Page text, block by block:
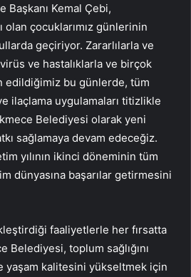
Başkanı Kemal Çebi,
olan çocuklarımız günlerinin
geçiriyor. Zararlılarla ve
ve hastalıklarla ve birçok
edildiğimiz bu günlerde, tüm
ilaçlama uygulamaları titizlikle
Belediyesi olarak yeni
sağlamaya devam edeceğiz.
yılının ikinci döneminin tüm
dünyasına başarılar getirmesini
faaliyetlerle her fırsatta
Belediyesi, toplum sağlığını
yaşam kalitesini yükseltmek için